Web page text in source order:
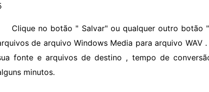
Clique no botão " Salvar" ou qualquer outro botão
de arquivo Windows Media para arquivo WAV
fonte e arquivos de destino , tempo de
minutos.